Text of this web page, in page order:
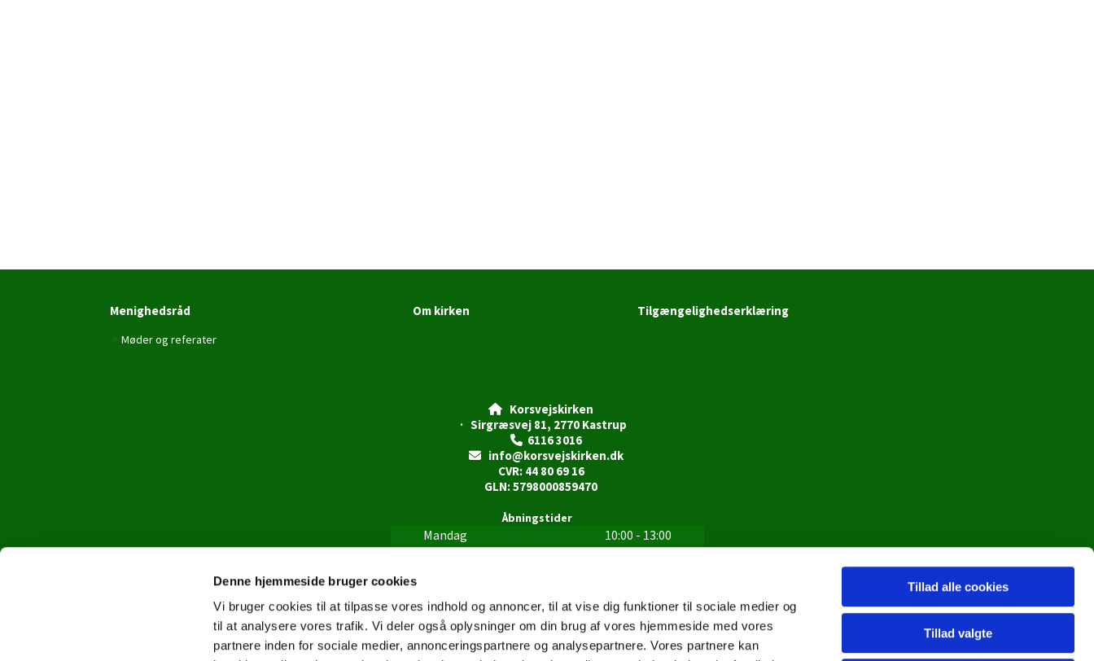
Denne hjemmeside bruger cookies
Vi bruger cookies til at tilpasse vores indhold og annoncer, til at vise dig funktioner til sociale medier og
til at analysere vores trafik. Vi deler også oplysninger om din brug af vores hjemmeside med vores
partnere inden for sociale medier, annonceringspartnere og analysepartnere. Vores partnere kan
Tillad alle cookies
Tillad valgte
Menighedsråd
Møder og referater
Om kirken Tilgængelighedserklæring

Korsvejskirken
· Sirgræsvej 81, 2770 Kastrup
6116 3016
info@korsvejskirken.dk
CVR: 44 80 69 16
GLN: 5798000859470
Åbningstider
Mandag
10:00 - 13:00
Tirsdag
10:00 - 13:00
15:00 - 18:00
Fredag
10:00 - 13:00
Lørdag
Lukket